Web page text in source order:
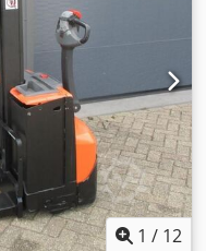
dakšu
salokāma platforma,
1 / 12